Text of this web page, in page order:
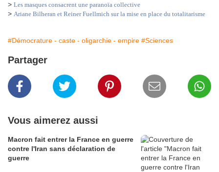
> Les masques consacrent une paranoïa collective
> Ariane Bilheran et Reiner Fuellmich sur la mise en place du totalitarisme
#Démocrature - caste - oligarchie - empire #Sciences
Partager
Vous aimerez aussi
Macron fait entrer la France en guerre
contre l'Iran sans déclaration de
guerre